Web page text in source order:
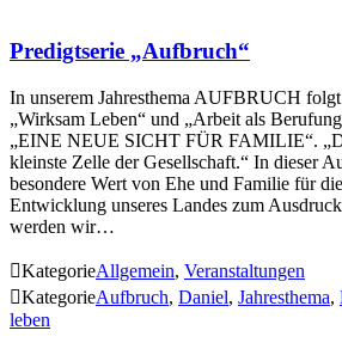
Predigtserie „Aufbruch“
In unserem Jahresthema AUFBRUCH
„Wirksam Leben“ und „Arbeit als
„EINE NEUE SICHT FÜR FAMILIE“.
kleinste Zelle der Gesellschaft.“ In dieser
besondere Wert von Ehe und Familie für
Entwicklung unseres Landes zum
werden wir…
KategorieAllgemein, Veranstaltungen
KategorieAufbruch, Daniel, Jahresthema,
leben